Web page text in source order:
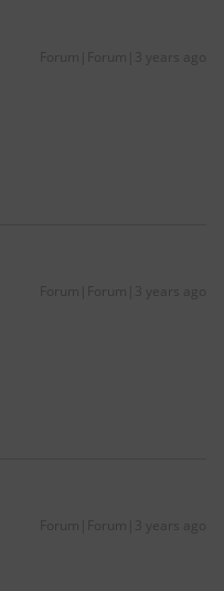
Forum|Forum|3 years ago
Forum|Forum|3 years ago
Forum|Forum|3 years ago